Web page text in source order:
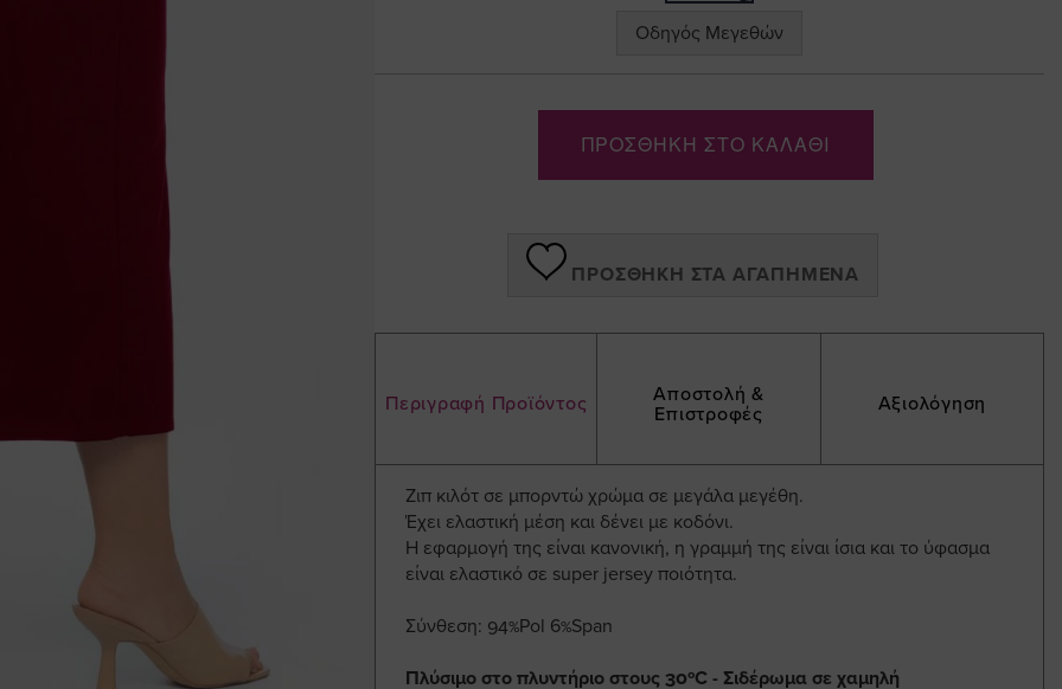
Οδηγός Μεγεθών
ΠΡΟΣΘΗΚΗ ΣΤΟ ΚΑΛΑΘΙ
ΠΡΟΣΘΉΚΗ ΣΤΑ ΑΓΑΠΗΜΈΝΑ
Περιγραφή Προϊόντος
Αποστολή &
Επιστροφές
Αξιολόγηση
Ζιπ κιλότ σε μπορντώ χρώμα σε μεγάλα μεγέθη.
Έχει ελαστική μέση και δένει με κοδόνι.
Η εφαρμογή της είναι κανονική, η γραμμή της είναι ίσια και το ύφασμα
είναι ελαστικό σε super jersey ποιότητα.
Σύνθεση: 94%Pol 6%Span
Πλύσιμο στο πλυντήριο στους 30ºC - Σιδέρωμα σε χαμηλή